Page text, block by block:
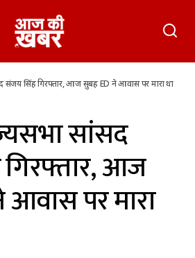
सिंह गिरफ्तार, आज सुबह ED ने आवास पर मारा था
सांसद
आज
पर मारा